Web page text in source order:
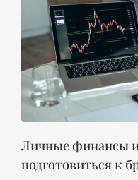
Личные финансы
подготовиться к